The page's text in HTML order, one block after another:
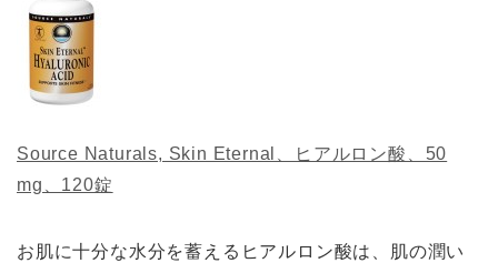
Source Naturals, Skin Eternal、ヒアルロン酸、50
mg、120錠
お肌に十分な水分を蓄えるヒアルロン酸は、肌の潤い